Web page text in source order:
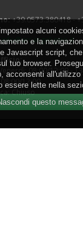
+39.0573.380418 -
info@arcangeligino.it
08:00/12:00 -
12:00
Chiuso
alcuni
e la
Javascript script,
tuo browser.
acconsenti all'utilizzo
essere lette nella